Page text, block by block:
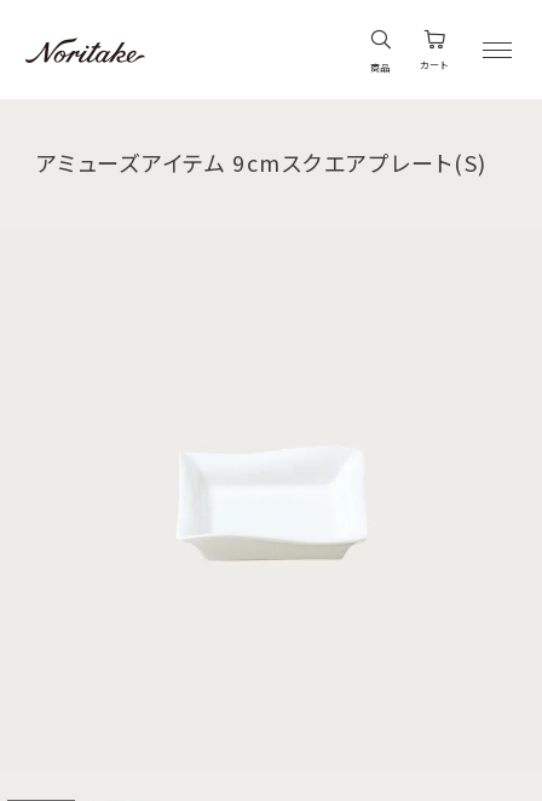
商品 カート
アミューズアイテム 9cmスクエアプレート(S)